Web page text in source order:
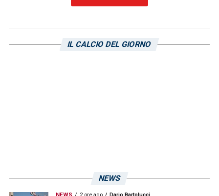
centrali inedita. Come riportato da
Luperto-Palomino. Una scelta
IL CALCIO DEL GIORNO
NEWS